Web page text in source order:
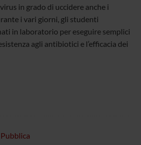
in grado di uccidere anche i
i vari giorni, gli studenti
in laboratorio per eseguire semplici
agli antibiotici e l’efficacia dei